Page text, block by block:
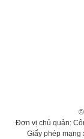
Đơn vị chủ quản:
Giấy phép mạng